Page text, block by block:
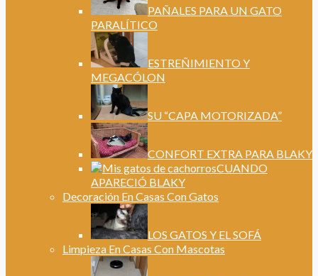
PAÑALES PARA UN GATO
PARALÍTICO
ESTREÑIMIENTO Y
MEGACÓLON
SU “CAPA MOTORIZADA”
CONFORT EXTRA PARA BLAKY
CUANDO
APARECIÓ BLAKY
Decoración En Casas Con Gatos
LOS GATOS Y EL SOFÁ
Limpieza En Casas Con Mascotas